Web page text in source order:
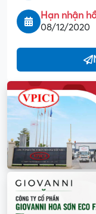
Hạn nhận
08/12/2020